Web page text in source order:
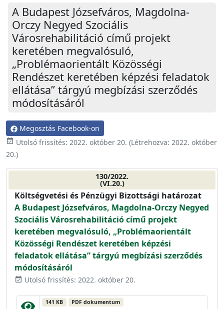
A Budapest Józsefváros, Magdolna-
Orczy Negyed Szociális
Városrehabilitáció című projekt
keretében megvalósuló,
„Problémaorientált Közösségi
Rendészet keretében képzési feladatok
ellátása” tárgyú megbízási szerződés
módosításáról
Megosztás Facebook-on
event_available Utolsó frissítés: 2022. október 20. (Létrehozva: 2022. október
20.)
130/2022.
(VI.20.)
Költségvetési és Pénzügyi Bizottsági határozat
A Budapest Józsefváros, Magdolna-Orczy Negyed
Szociális Városrehabilitáció című projekt
keretében megvalósuló, „Problémaorientált
Közösségi Rendészet keretében képzési
feladatok ellátása” tárgyú megbízási szerződés
módosításáról
event_available Utolsó frissítés: 2022. október 20.
141 KB PDF dokumentum